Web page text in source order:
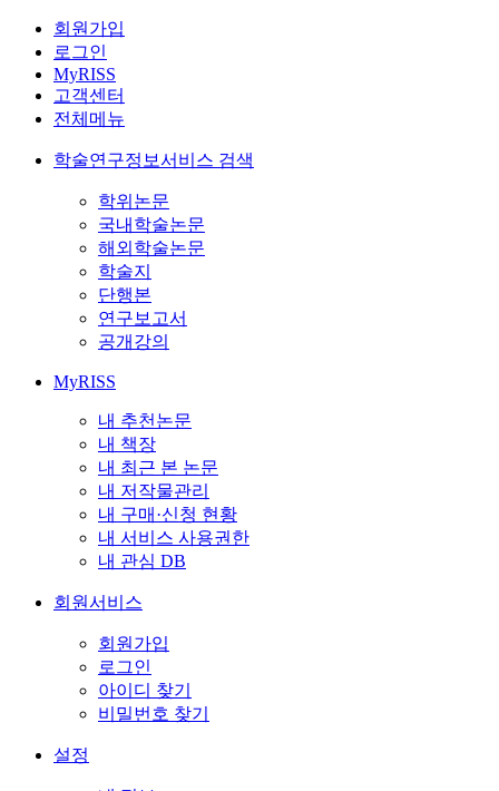
회원가입
로그인
MyRISS
고객센터
전체메뉴
학술연구정보서비스 검색
학위논문
국내학술논문
해외학술논문
학술지
단행본
연구보고서
공개강의
MyRISS
내 추천논문
내 책장
내 최근 본 논문
내 저작물관리
내 구매·신청 현황
내 서비스 사용권한
내 관심 DB
회원서비스
회원가입
로그인
아이디 찾기
비밀번호 찾기
설정